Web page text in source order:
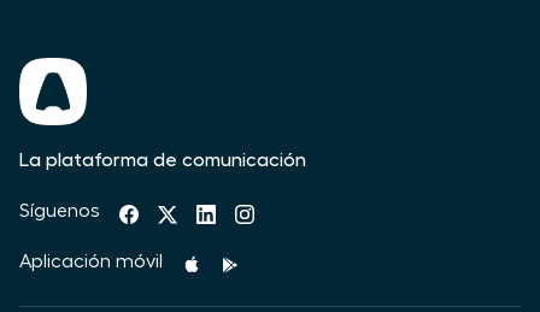
La plataforma de comunicación
Síguenos
Aplicación móvil